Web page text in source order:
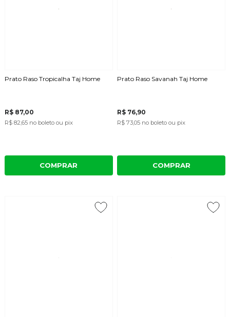
Prato Raso Tropicalha Taj Home
R$ 87,00
R$ 82,65 no boleto ou pix
COMPRAR
Prato Raso Savanah Taj Home
R$ 76,90
R$ 73,05 no boleto ou pix
COMPRAR